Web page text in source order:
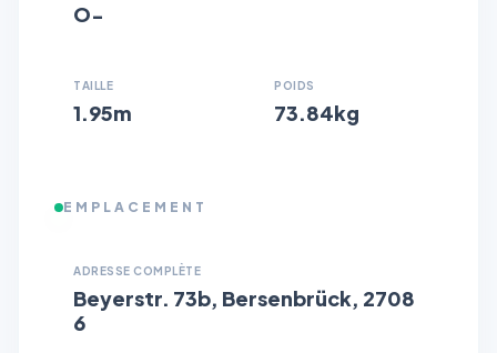
O−
TAILLE
1.95m
POIDS
73.84kg
EMPLACEMENT
ADRESSE COMPLÈTE
Beyerstr. 73b, Bersenbrück, 2708
6